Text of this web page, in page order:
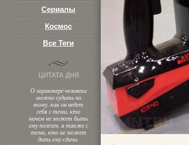
Сериалы
Космос
Все Теги
ЦИТАТА ДНЯ
О характере человека
можно судить по
тому, как он ведет
себя с теми, кто
ничем не может быть
ему полезен, а также с
теми, кто не может
дать ему сдачи.